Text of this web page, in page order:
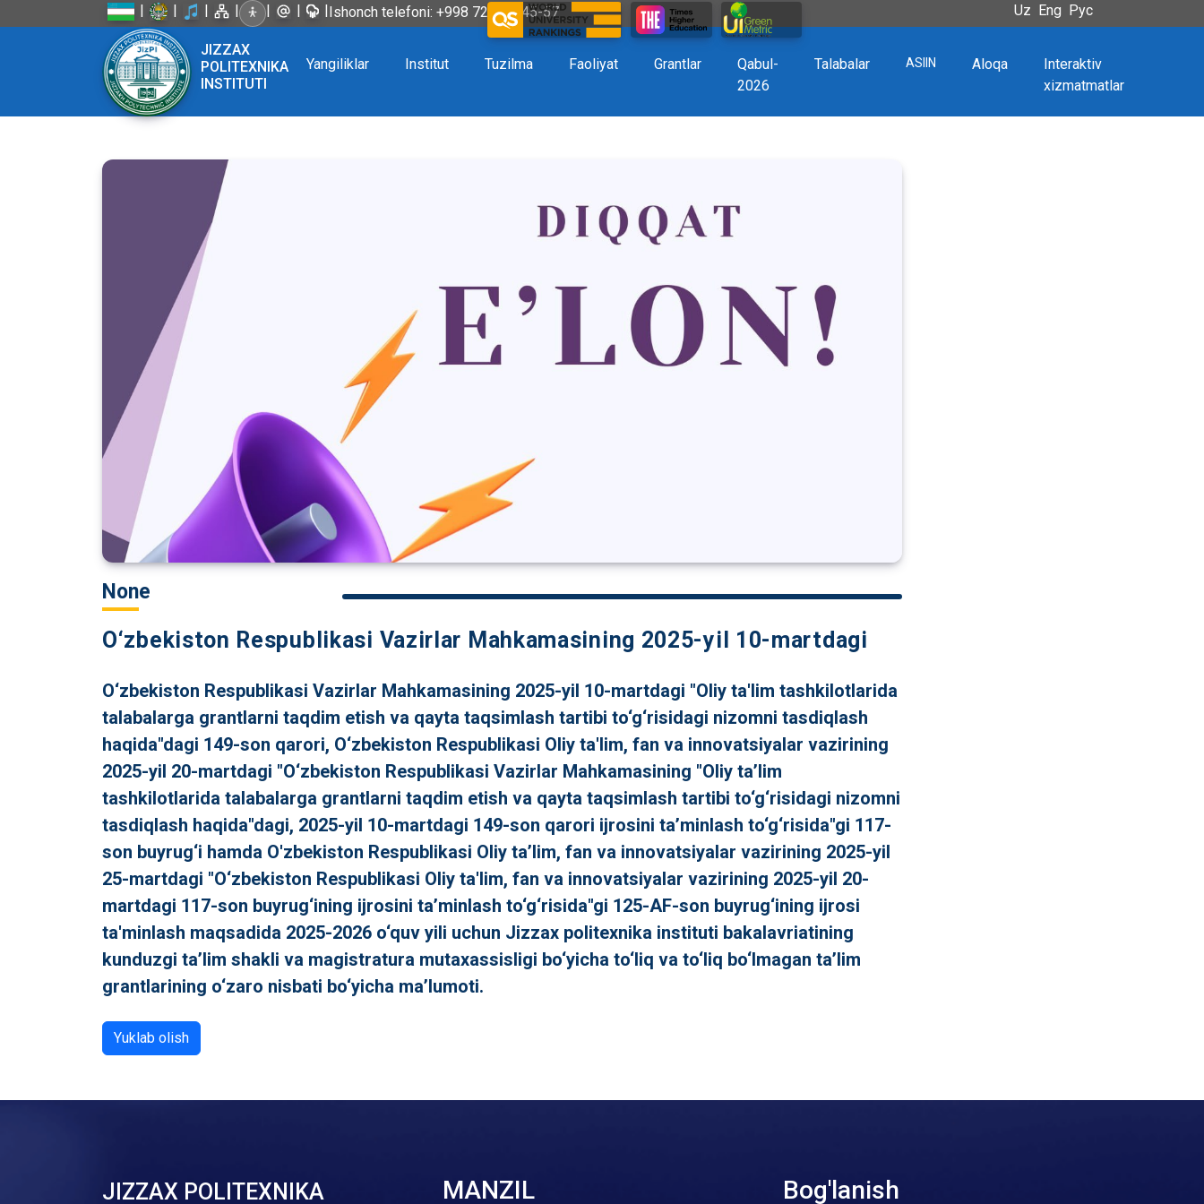
| | | | | | |Ishonch telefoni: +998 72 226-45-57 Uz Eng Рус
JIZZAX
POLITEXNIKA
INSTITUTI
Yangiliklar Institut Tuzilma Faoliyat Grantlar
Qabul-
2026
Talabalar ASIIN Aloqa
Interaktiv
xizmatmatlar
None
O‘zbekiston Respublikasi Vazirlar Mahkamasining 2025-yil 10-martdagi
O‘zbekiston Respublikasi Vazirlar Mahkamasining 2025-yil 10-martdagi "Oliy ta'lim tashkilotlarida
talabalarga grantlarni taqdim etish va qayta taqsimlash tartibi to‘g‘risidagi nizomni tasdiqlash
haqida"dagi 149-son qarori, O‘zbekiston Respublikasi Oliy ta'lim, fan va innovatsiyalar vazirining
2025-yil 20-martdagi "O‘zbekiston Respublikasi Vazirlar Mahkamasining "Oliy ta’lim
tashkilotlarida talabalarga grantlarni taqdim etish va qayta taqsimlash tartibi to‘g‘risidagi nizomni
tasdiqlash haqida"dagi, 2025-yil 10-martdagi 149-son qarori ijrosini ta’minlash to‘g‘risida"gi 117-
son buyrug‘i hamda O'zbekiston Respublikasi Oliy ta’lim, fan va innovatsiyalar vazirining 2025-yil
25-martdagi "O‘zbekiston Respublikasi Oliy ta'lim, fan va innovatsiyalar vazirining 2025-yil 20-
martdagi 117-son buyrug‘ining ijrosini ta’minlash to‘g‘risida"gi 125-AF-son buyrug‘ining ijrosi
ta'minlash maqsadida 2025-2026 o‘quv yili uchun Jizzax politexnika instituti bakalavriatining
kunduzgi ta’lim shakli va magistratura mutaxassisligi bo‘yicha to‘liq va to‘liq bo‘lmagan ta’lim
grantlarining o‘zaro nisbati bo‘yicha ma’lumoti.
Yuklab olish
JIZZAX POLITEXNIKA MANZIL Bog'lanish